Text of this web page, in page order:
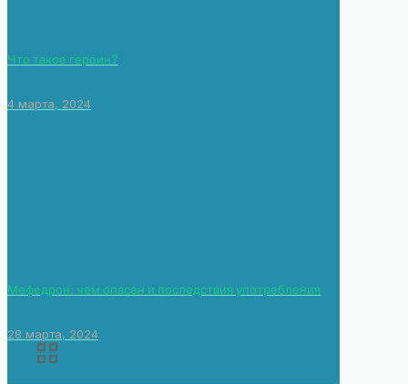
Что такое героин?
4 марта, 2024
Мефедрон: чем опасен и последствия употребления
28 марта, 2024